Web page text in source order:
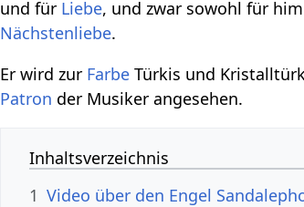
und für Liebe, und zwar sowohl für
Nächstenliebe.
Er wird zur Farbe Türkis und
Patron der Musiker angesehen.
Inhaltsverzeichnis
1 Video über den Engel